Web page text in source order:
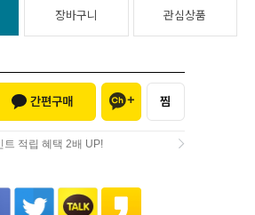
장바구니 관심상품
트 적립 혜택 2배 UP!